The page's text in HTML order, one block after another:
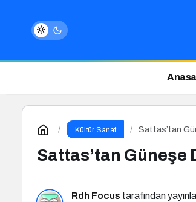
Kültür Sanat Sattas’tan
Sattas’tan Güneşe
Rdh Focus tarafından